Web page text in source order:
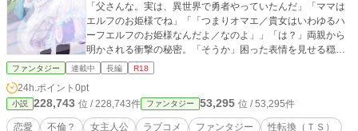
「父さんな。実は、異世界で勇者やっていたんだ」「ママは
エルフのお姫様でね」「「つまりオマエ／貴女はいわゆるハ
ーフエルフのお姫様なんだよ／なのよ」」「は？」両親から
明かされる衝撃の秘密。「そうか」困った表情を見せる穏健
系武闘派幼馴染（男）。そして迫りくる７人の婚約者候補た
きに敗れるとは婚約者の面汚しよぉ」魔女「ふひょほほひー
っ」校長「えー本日はお日柄もよく」迫りくる異世界の住人
たちに、果たしてオレは、高校を無事卒業できるのだろう
ファンタジー 連載中 長編 R18
24h.ポイント 0pt
小説 228,743 位 / 228,743件 ファンタジー 53,295 位 / 53,295件
恋愛 不倫？ 女主人公 ラブコメ ファンタジー
性転換（ＴＳ）